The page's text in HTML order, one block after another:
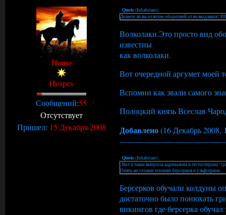
Homo
Hospes
Сообщений:55
Отсутствует
Пришел: 15 Декабря 2008
Quote(Inhabitant)
Делаете ли вы отличие оборотней от волкодлаков?
Волколаки.Это просто вид
известны
как волколаки.
Вот очередной аргумет моей
Вспомни как звали самого
Полоцкий князь Всеслав
Добавлено(16 Декабрь 2008,
Quote(Inhabitant)
. Вот и такие выбросы адреналина и тестостерона
Опять же схожие техники берсерков и ульфсерков.
Берсерков обучали колдуны
достаточно было понюхать
викингов где берсерка